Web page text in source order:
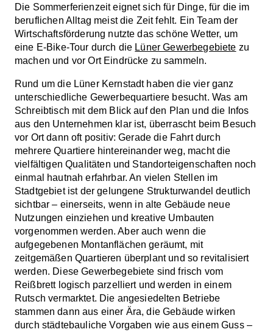
Die Sommerferienzeit eignet sich für Dinge, für die im
beruflichen Alltag meist die Zeit fehlt. Ein Team der
Wirtschaftsförderung nutzte das schöne Wetter, um
eine E-Bike-Tour durch die Lüner Gewerbegebiete zu
machen und vor Ort Eindrücke zu sammeln.
Rund um die Lüner Kernstadt haben die vier ganz
unterschiedliche Gewerbequartiere besucht. Was am
Schreibtisch mit dem Blick auf den Plan und die Infos
aus den Unternehmen klar ist, überrascht beim Besuch
vor Ort dann oft positiv: Gerade die Fahrt durch
mehrere Quartiere hintereinander weg, macht die
vielfältigen Qualitäten und Standorteigenschaften noch
einmal hautnah erfahrbar. An vielen Stellen im
Stadtgebiet ist der gelungene Strukturwandel deutlich
sichtbar – einerseits, wenn in alte Gebäude neue
Nutzungen einziehen und kreative Umbauten
vorgenommen werden. Aber auch wenn die
aufgegebenen Montanflächen geräumt, mit
zeitgemäßen Quartieren überplant und so revitalisiert
werden. Diese Gewerbegebiete sind frisch vom
Reißbrett logisch parzelliert und werden in einem
Rutsch vermarktet. Die angesiedelten Betriebe
stammen dann aus einer Ära, die Gebäude wirken
durch städtebauliche Vorgaben wie aus einem Guss –